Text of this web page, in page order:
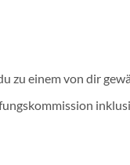
zu einem von dir